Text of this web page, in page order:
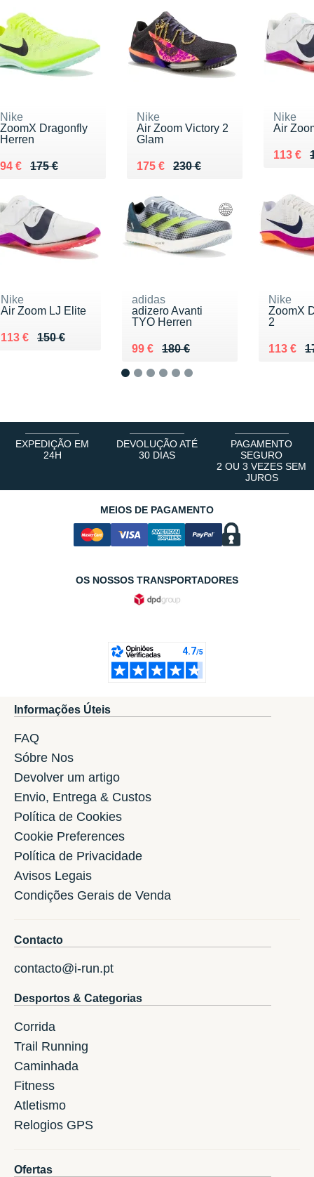
Nike
ZoomX Dragonfly
Herren
175 €
Au lieu de 175 €
94 €
Vendu 94 €
Nike
Air Zoom Victory 2
Glam
230 €
Au lieu de 230 €
175 €
Vendu 175 €
Nike
Air
Au lieu
113 €
Vendu
Nike
Air Zoom LJ Elite
150 €
Au lieu de 150 €
113 €
Vendu 113 €
adidas
adizero Avanti
TYO Herren
180 €
Au lieu de 180 €
99 €
Vendu 99 €
Nike
ZoomX
2
Au lieu
113 €
Vendu
EXPEDIÇÃO EM
24H
DEVOLUÇÃO ATÉ
30 DIAS
PAGAMENTO
SEGURO
2 OU 3 VEZES SEM
JUROS
MEIOS DE PAGAMENTO
OS NOSSOS TRANSPORTADORES
Informações Úteis
FAQ
Sóbre Nos
Devolver um artigo
Envio, Entrega & Custos
Política de Cookies
Cookie Preferences
Política de Privacidade
Avisos Legais
Condições Gerais de Venda
Contacto
contacto@i-run.pt
Desportos & Categorias
Corrida
Trail Running
Caminhada
Fitness
Atletismo
Relogios GPS
Ofertas